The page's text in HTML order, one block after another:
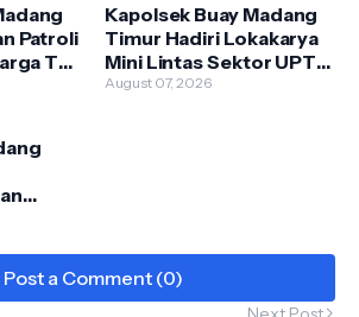
Patroli
Tak
Kapolsek Buay Madang
Timur Hadiri Lokakarya
Mini Lintas Sektor UPTD
Puskesmas
August 07, 2026
Post a Comment (0)